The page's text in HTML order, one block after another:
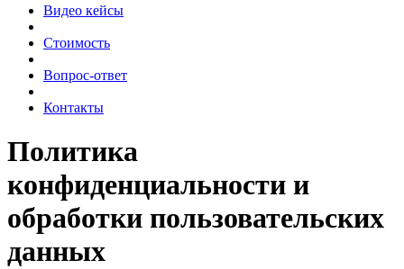
Видео кейсы
Стоимость
Вопрос-ответ
Контакты
Политика
конфиденциальности и
обработки пользовательских
данных